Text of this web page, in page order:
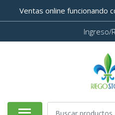
Ventas online funcionando
Ingreso/